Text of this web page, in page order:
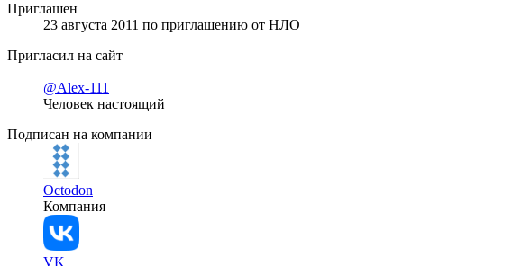
Приглашен
23 августа 2011 по приглашению от НЛО
Пригласил на сайт
@Alex-111
Человек настоящий
Подписан на компании
Octodon
Компания
VK